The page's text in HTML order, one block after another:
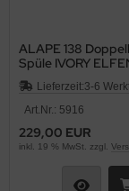
ALAPE 138
Spüle IVORY
97x50,5 cm
Lieferzeit:3-6
Art.Nr.: 5916
229,00 EUR
inkl. 19 % MwSt. zzgl.